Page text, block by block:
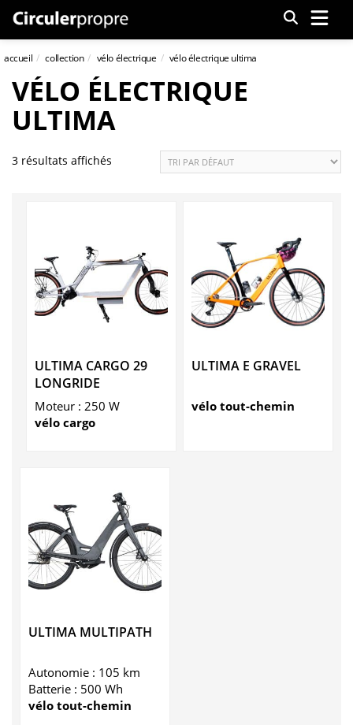
Menu
accueil collection vélo électrique vélo électrique ultima
VÉLO ÉLECTRIQUE
ULTIMA
3 résultats affichés
ULTIMA CARGO 29
LONGRIDE
Moteur : 250 W
vélo cargo
ULTIMA E GRAVEL
vélo tout-chemin
ULTIMA MULTIPATH
Autonomie : 105 km
Batterie : 500 Wh
vélo tout-chemin